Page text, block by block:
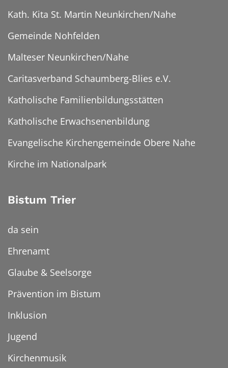
Kath. Kita St. Martin Neunkirchen/Nahe
Gemeinde Nohfelden
Malteser Neunkirchen/Nahe
Caritasverband Schaumberg-Blies e.V.
Katholische Familienbildungsstätten
Katholische Erwachsenenbildung
Evangelische Kirchengemeinde Obere Nahe
Kirche im Nationalpark
Bistum Trier
da sein
Ehrenamt
Glaube & Seelsorge
Prävention im Bistum
Inklusion
Jugend
Kirchenmusik